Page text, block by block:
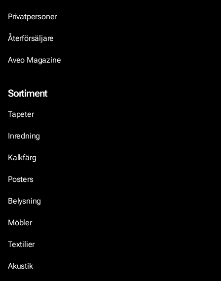
Privatpersoner
Återförsäljare
Aveo Magazine
Sortiment
Tapeter
Inredning
Kalkfärg
Posters
Belysning
Möbler
Textilier
Akustik